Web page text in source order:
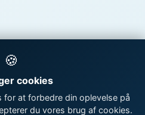
🍪
cookies
for at forbedre din oplevelse på
du vores brug af cookies.